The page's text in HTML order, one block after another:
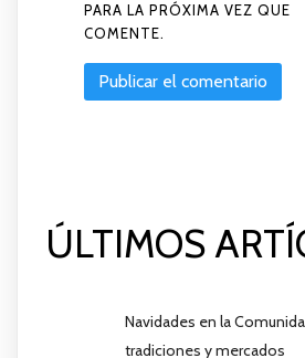
PARA LA PRÓXIMA VEZ QUE
COMENTE.
ÚLTIMOS
Navidades en la
tradiciones y mercados